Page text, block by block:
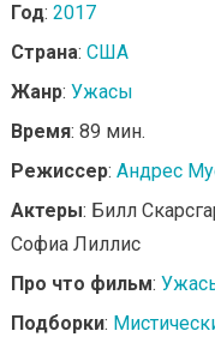
Год: 2017
Страна: США
Жанр: Ужасы
Время: 89 мин.
Режиссер: Андрес
Актеры: Билл
Софиа Лиллис
Про что фильм:
Подборки: